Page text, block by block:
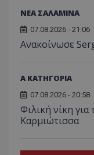
ΝΕΑ ΣΑΛΑΜΙΝΑ
07.08.2026 - 21:06
Ανακοίνωσε
Α ΚΑΤΗΓΟΡΙΑ
07.08.2026 - 20:58
Φιλική νίκη
Καρμιώτισσα